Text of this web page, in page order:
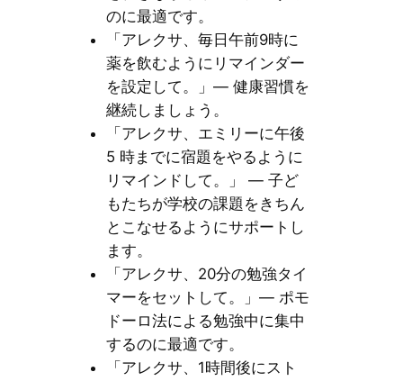
のに最適です。
「アレクサ、毎日午前9時に
薬を飲むようにリマインダー
を設定して。」— 健康習慣を
継続しましょう。
「アレクサ、エミリーに午後
5 時までに宿題をやるように
リマインドして。」 — 子ど
もたちが学校の課題をきちん
とこなせるようにサポートし
ます。
「アレクサ、20分の勉強タイ
マーをセットして。」— ポモ
ドーロ法による勉強中に集中
するのに最適です。
「アレクサ、1時間後にスト